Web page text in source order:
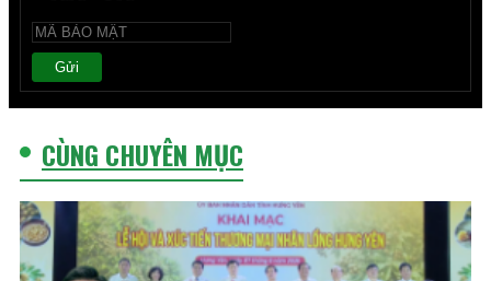
Gửi
CÙNG CHUYÊN MỤC